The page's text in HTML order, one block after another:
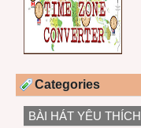
Categories
BÀI HÁT YÊU THÍCH